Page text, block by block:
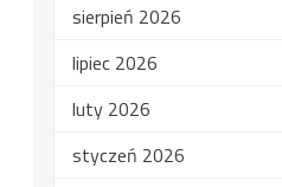
sierpień 2026
lipiec 2026
luty 2026
styczeń 2026